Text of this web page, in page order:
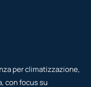
per climatizzazione,
con focus su